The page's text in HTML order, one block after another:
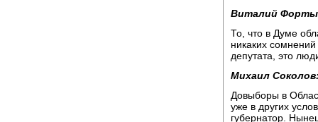
Виталий
То, что в Думе
никаких
депутата, это
Михаил
Довыборы в
уже в других
губернатор.